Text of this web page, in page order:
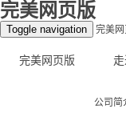
完美网页版
Toggle navigation 完美网
完美网页版
公司简